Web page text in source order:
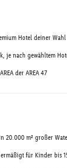
Hotel deiner Wahl
je nach gewähltem
der AREA 47
20.000 m² großer
für Kinder bis